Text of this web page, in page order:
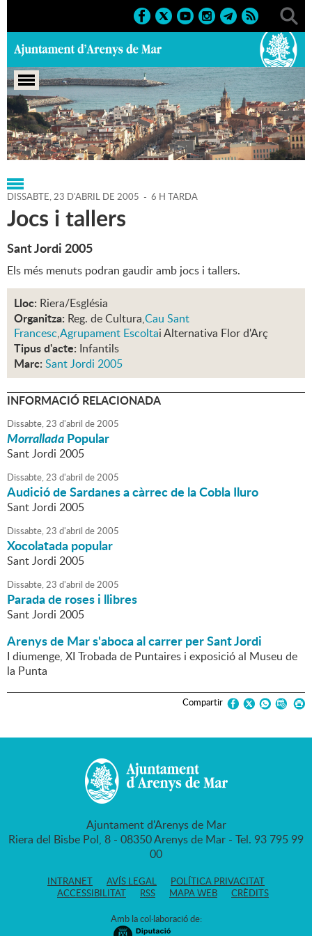
Portada > Regidories > Cultura > Agenda > 23-04-2005
DISSABTE,23 D'ABRIL DE 2005 - 6 H TARDA
Jocs i tallers
Sant Jordi 2005
Els més menuts podran gaudir amb jocs i tallers.
Lloc: Riera/Església
Organitza: Reg. de Cultura,Cau Sant
Francesc,Agrupament Escoltai Alternativa Flor d'Arç
Tipus d'acte: Infantils
Marc: Sant Jordi 2005
INFORMACIÓ RELACIONADA
Dissabte,23 d'abril de2005
MorralladaPopular
Sant Jordi 2005
Dissabte,23 d'abril de2005
Audició de Sardanes a càrrec de la Cobla Iluro
Sant Jordi 2005
Dissabte,23 d'abril de2005
Xocolatada popular
Sant Jordi 2005
Dissabte,23 d'abril de2005
Parada de roses i llibres
Sant Jordi 2005
Arenys de Mar s'aboca al carrer per Sant Jordi
I diumenge, XI Trobada de Puntaires i exposició al Museu de
la Punta
Compartir
Ajuntament d'Arenys de Mar
Riera del Bisbe Pol, 8 - 08350 Arenys de Mar - Tel. 93 795 99
00
INTRANET AVÍS LEGAL
POLÍTICA PRIVACITAT
ACCESSIBILITAT
RSS MAPA WEB CRÈDITS
Amb la col·laboració de: